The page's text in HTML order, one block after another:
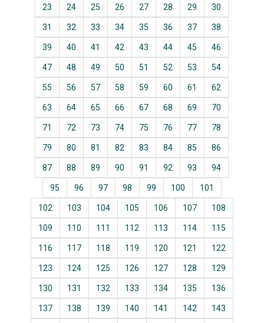
23 24 25 26 27 28 29 30
31 32 33 34 35 36 37 38
39 40 41 42 43 44 45 46
47 48 49 50 51 52 53 54
55 56 57 58 59 60 61 62
63 64 65 66 67 68 69 70
71 72 73 74 75 76 77 78
79 80 81 82 83 84 85 86
87 88 89 90 91 92 93 94
95 96 97 98 99 100 101
102 103 104 105 106 107 108
109 110 111 112 113 114 115
116 117 118 119 120 121 122
123 124 125 126 127 128 129
130 131 132 133 134 135 136
137 138 139 140 141 142 143